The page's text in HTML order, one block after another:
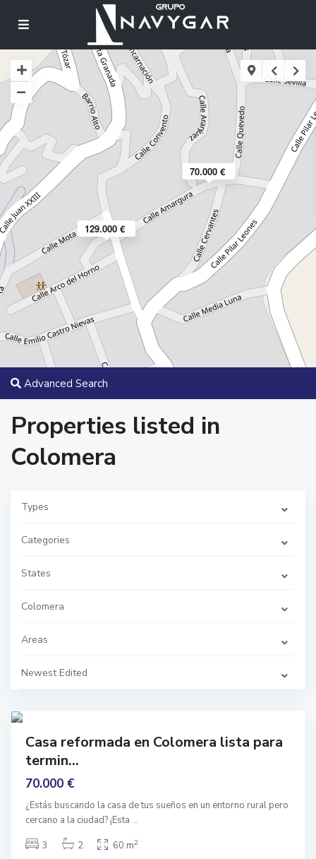
129.000 €
70.000 €
Advanced Search
Properties listed in
Colomera
Types
Categories
States
Colomera
Areas
Newest Edited
l
e
r
C
o
e
Casa reformada en Colomera lista para
termin...
70.000 €
¿Estás buscando la casa de tus sueños en un entorno rural pero
cercano a la ciudad? ¡Esta ...
3
2 60 m2
L
t
e
s
G
a
a
d
a
C
o